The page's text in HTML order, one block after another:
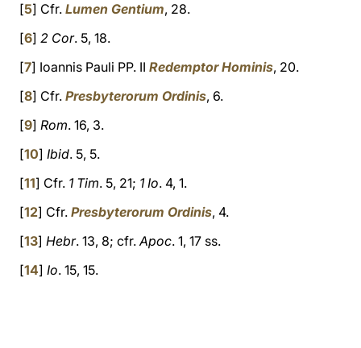
[5] Cfr. Lumen Gentium, 28.
[6] 2 Cor. 5, 18.
[7] Ioannis Pauli PP. II Redemptor Hominis, 20.
[8] Cfr. Presbyterorum Ordinis, 6.
[9] Rom. 16, 3.
[10] Ibid. 5, 5.
[11] Cfr. 1 Tim. 5, 21; 1 Io. 4, 1.
[12] Cfr. Presbyterorum Ordinis, 4.
[13] Hebr. 13, 8; cfr.Apoc. 1, 17 ss.
[14] Io. 15, 15.